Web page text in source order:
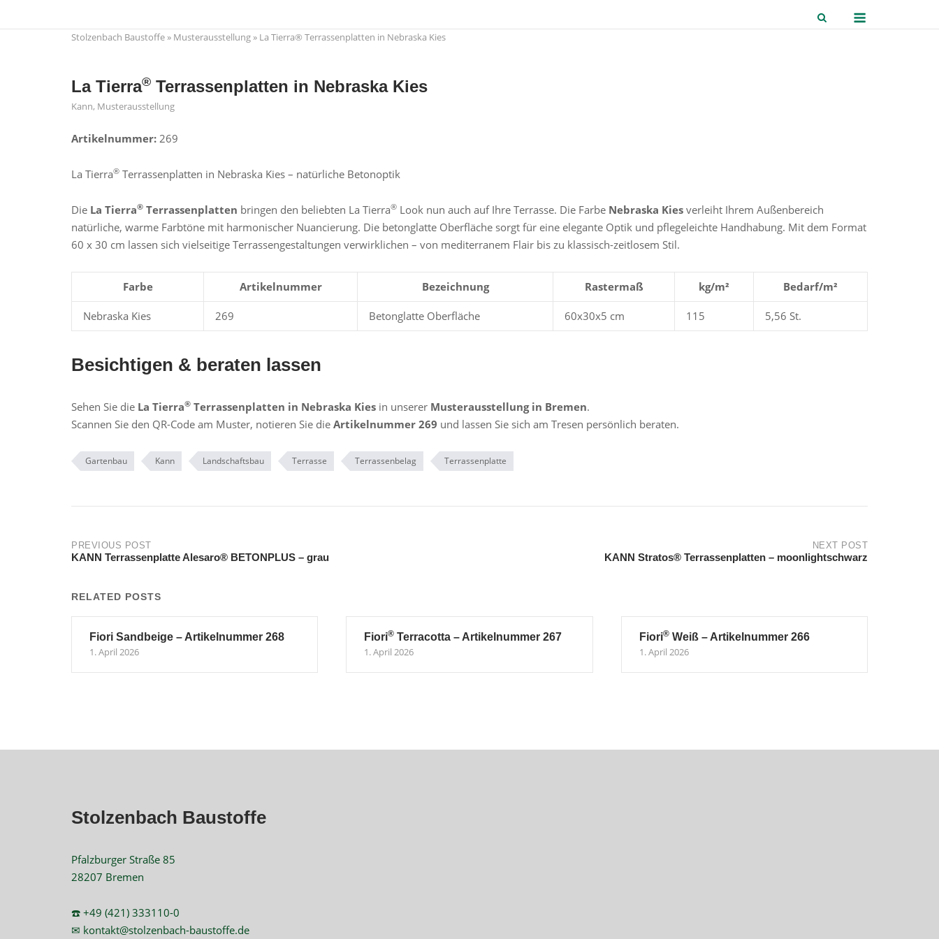
to
Stolzenbach Baustoffe » Musterausstellung » La Tierra® Terrassenplatten in Nebraska Kies
La Tierra® Terrassenplatten in Nebraska Kies
Kann, Musterausstellung
Artikelnummer: 269
La Tierra® Terrassenplatten in Nebraska Kies – natürliche Betonoptik
Die La Tierra® Terrassenplatten bringen den beliebten La Tierra® Look nun auch auf Ihre Terrasse. Die Farbe Nebraska Kies verleiht Ihrem Außenbereich
natürliche, warme Farbtöne mit harmonischer Nuancierung. Die betonglatte Oberfläche sorgt für eine elegante Optik und pflegeleichte Handhabung. Mit dem Format
60 x 30 cm lassen sich vielseitige Terrassengestaltungen verwirklichen – von mediterranem Flair bis zu klassisch-zeitlosem Stil.
Farbe Artikelnummer Bezeichnung Rastermaß kg/m² Bedarf/m²
Nebraska Kies 269 Betonglatte Oberfläche 60x30x5 cm 115 5,56 St.
Besichtigen & beraten lassen
Sehen Sie die La Tierra® Terrassenplatten in Nebraska Kies in unserer Musterausstellung in Bremen.
Scannen Sie den QR-Code am Muster, notieren Sie die Artikelnummer 269 und lassen Sie sich am Tresen persönlich beraten.
Gartenbau Kann Landschaftsbau Terrasse Terrassenbelag Terrassenplatte
Post
PREVIOUS POST
KANN Terrassenplatte Alesaro® BETONPLUS – grau
NEXT POST
KANN Stratos® Terrassenplatten – moonlightschwarz
RELATED POSTS
Fiori Sandbeige – Artikelnummer 268
1. April 2026
Fiori® Terracotta – Artikelnummer 267
1. April 2026
Fiori®Weiß – Artikelnummer 266
1. April 2026
Stolzenbach Baustoffe
Pfalzburger Straße 85
28207 Bremen
☎️ +49 (421) 333110-0
✉ kontakt@stolzenbach-baustoffe.de